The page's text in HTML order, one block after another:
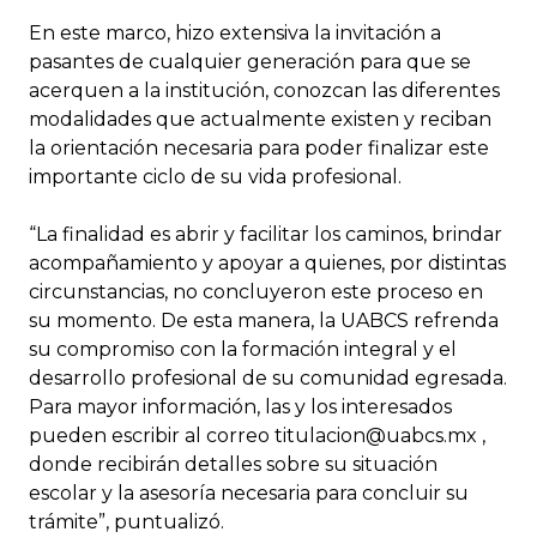
En este marco, hizo extensiva la invitación a
pasantes de cualquier generación para que se
acerquen a la institución, conozcan las diferentes
modalidades que actualmente existen y reciban
la orientación necesaria para poder finalizar este
importante ciclo de su vida profesional.
“La finalidad es abrir y facilitar los caminos, brindar
acompañamiento y apoyar a quienes, por distintas
circunstancias, no concluyeron este proceso en
su momento. De esta manera, la UABCS refrenda
su compromiso con la formación integral y el
desarrollo profesional de su comunidad egresada.
Para mayor información, las y los interesados
pueden escribir al correo titulacion@uabcs.mx ,
donde recibirán detalles sobre su situación
escolar y la asesoría necesaria para concluir su
trámite”, puntualizó.